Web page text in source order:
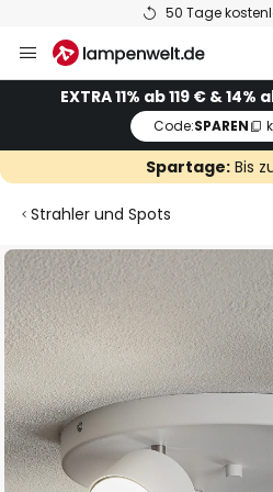
50 Tage
Inhalt
springenEXTRA 11% ab 119 € & 14%
Code:SPAREN
Spartage:Bis
Strahler und Spots
Zum
Ende
der
Bildgalerie
springen